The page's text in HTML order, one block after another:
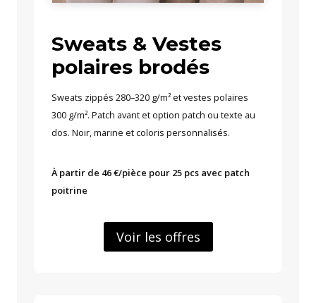
Sweats & Vestes
polaires brodés
Sweats zippés 280–320 g/m² et vestes polaires
300 g/m². Patch avant et option patch ou texte au
dos. Noir, marine et coloris personnalisés.
À partir de 46 €/pièce pour 25 pcs avec patch
poitrine
Voir les offres